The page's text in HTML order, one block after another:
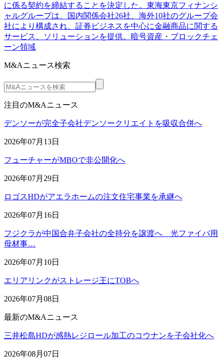
に係る契約を締結することを決定した。東海東京フィナンシ
ャルグループは、国内関係会社26社、海外10社のグループ会
社により構成され、証券ビジネスを中心に金融商品に関する
サービス、ソリューションを提供。暗号資産・ブロックチェ
ーン領域
M&Aニュース検索
注目のM&Aニュース
デンソーが完全子会社デンソークリエイトを吸収合併へ
2026年07月13日
フューチャーがMBOで非公開化へ
2026年07月29日
ロゴスHDがアエラホームの注文住宅事業を承継へ
2026年07月16日
フジクラが中国合弁子会社の全持分を譲渡へ 光ファイバ用
母材事…
2026年07月10日
エリアリンクがストレージ王にTOBへ
2026年07月08日
最新のM&Aニュース
三井松島HDが感熱レジロール加工のコウナンを子会社化へ
2026年08月07日